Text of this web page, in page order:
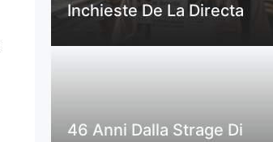
Inchieste De La Directa
46 Anni Dalla Strage Di